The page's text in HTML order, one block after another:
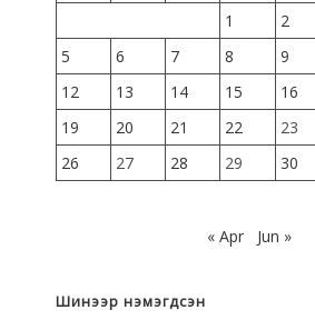
1
2
5
6 7 8 9
12
13 14 15 16
19
20 21 22 23
26
27 28 29 30
« Apr Jun »
Шинээр нэмэгдсэн